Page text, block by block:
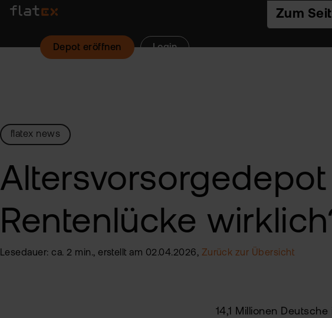
Zur
Zum
Zum
Depot eröffnen Login
flatex news
Rentenlücke
Lesedauer: ca. 2 min., erstellt am 02.04.2026, Zurück zur Übersicht
14,1 Millionen